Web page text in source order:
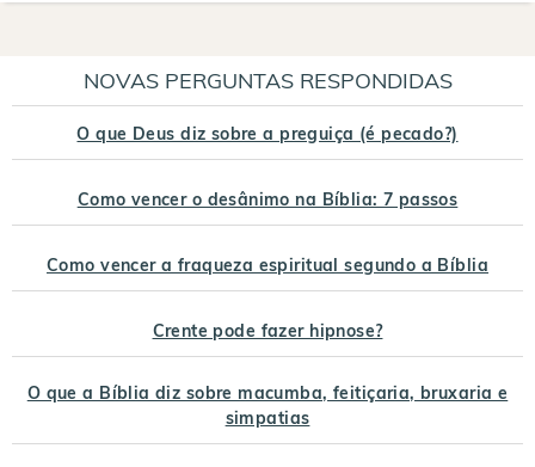
NOVAS PERGUNTAS RESPONDIDAS
O que Deus diz sobre a preguiça (é pecado?)
Como vencer o desânimo na Bíblia: 7 passos
Como vencer a fraqueza espiritual segundo a Bíblia
Crente pode fazer hipnose?
O que a Bíblia diz sobre macumba, feitiçaria, bruxaria e
simpatias